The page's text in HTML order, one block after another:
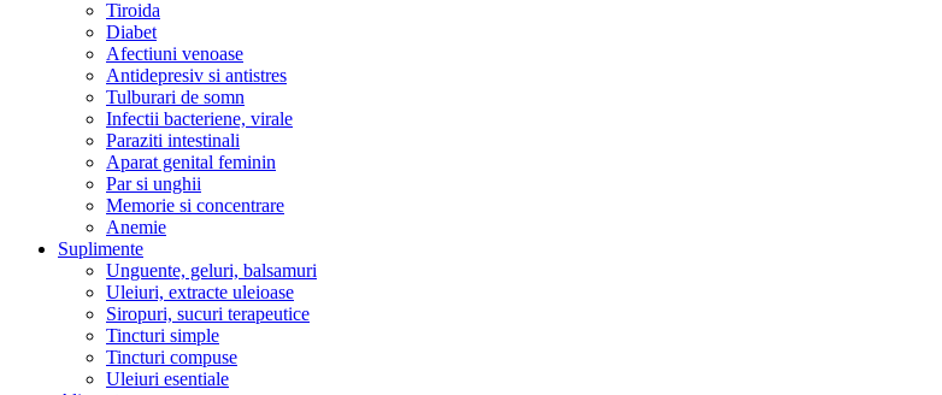
Tiroida
Diabet
Afectiuni venoase
Antidepresiv si antistres
Tulburari de somn
Infectii bacteriene, virale
Paraziti intestinali
Aparat genital feminin
Par si unghii
Memorie si concentrare
Anemie
Suplimente
Unguente, geluri, balsamuri
Uleiuri, extracte uleioase
Siropuri, sucuri terapeutice
Tincturi simple
Tincturi compuse
Uleiuri esentiale